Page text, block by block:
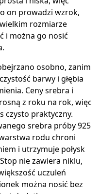
on prowadzi wzrok,
rozmiarze
i można go nosić
osobno, zanim
barwy i głębia
Ceny srebra i
z roku na rok, więc
czysto praktyczny.
srebra próby 925
rodu chroni
i utrzymuje połysk
nie zawiera niklu,
uczuleń
można nosić bez